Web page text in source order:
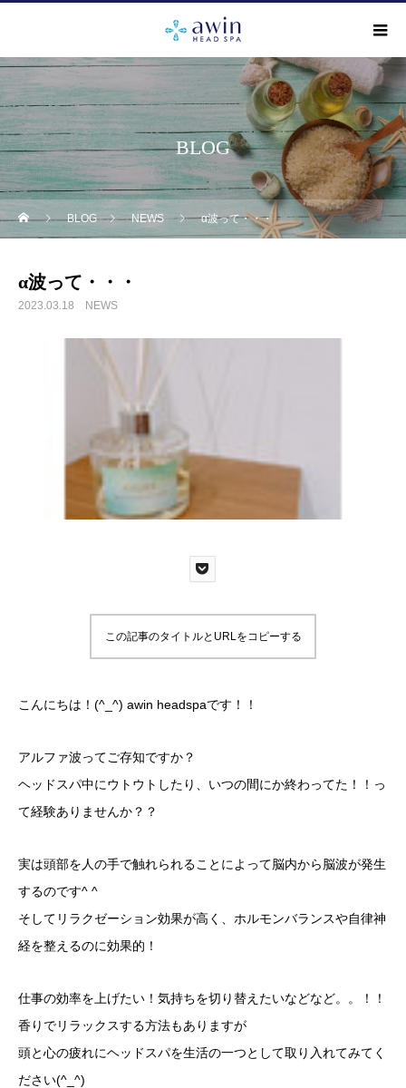
BLOG
BLOG NEWS α波って・・・
α波って・・・
2023.03.18 NEWS
この記事のタイトルとURLをコピーする
こんにちは！(^_^) awin headspaです！！
アルファ波ってご存知ですか？
ヘッドスパ中にウトウトしたり、いつの間にか終わってた！！っ
て経験ありませんか？？
実は頭部を人の手で触れられることによって脳内から脳波が発生
するのです^ ^
そしてリラクゼーション効果が高く、ホルモンバランスや自律神
経を整えるのに効果的！
仕事の効率を上げたい！気持ちを切り替えたいなどなど。。！！
香りでリラックスする方法もありますが
頭と心の疲れにヘッドスパを生活の一つとして取り入れてみてく
ださい(^_^)